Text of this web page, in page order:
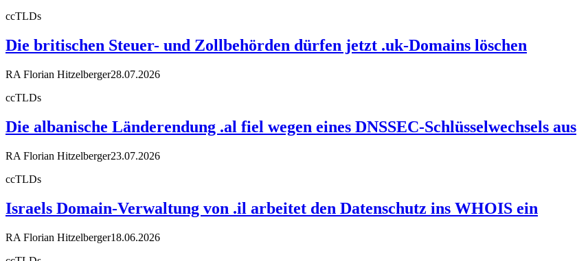
ccTLDs
Die britischen Steuer- und Zollbehörden dürfen jetzt .uk-Domains löschen
RA Florian Hitzelberger28.07.2026
ccTLDs
Die albanische Länderendung .al fiel wegen eines DNSSEC-Schlüsselwechsels aus
RA Florian Hitzelberger23.07.2026
ccTLDs
Israels Domain-Verwaltung von .il arbeitet den Datenschutz ins WHOIS ein
RA Florian Hitzelberger18.06.2026